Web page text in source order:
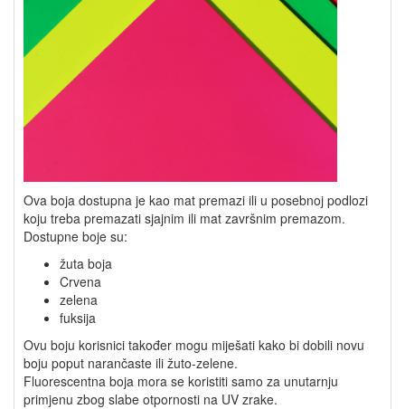
Ova boja dostupna je kao mat premazi ili u posebnoj podlozi
koju treba premazati sjajnim ili mat završnim premazom.
Dostupne boje su:
žuta boja
Crvena
zelena
fuksija
Ovu boju korisnici također mogu miješati kako bi dobili novu
boju poput narančaste ili žuto-zelene.
Fluorescentna boja mora se koristiti samo za unutarnju
primjenu zbog slabe otpornosti na UV zrake.